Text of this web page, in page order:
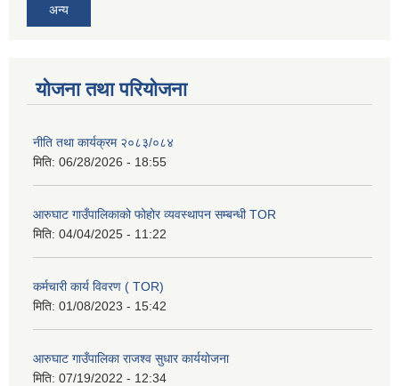
अन्य
योजना तथा परियोजना
नीति तथा कार्यक्रम २०८३/०८४
मिति: 06/28/2026 - 18:55
आरुघाट गाउँपालिकाको फोहोर व्यवस्थापन सम्बन्धी TOR
मिति: 04/04/2025 - 11:22
कर्मचारी कार्य विवरण ( TOR)
मिति: 01/08/2023 - 15:42
आरुघाट गाउँपालिका राजश्व सुधार कार्ययोजना
मिति: 07/19/2022 - 12:34